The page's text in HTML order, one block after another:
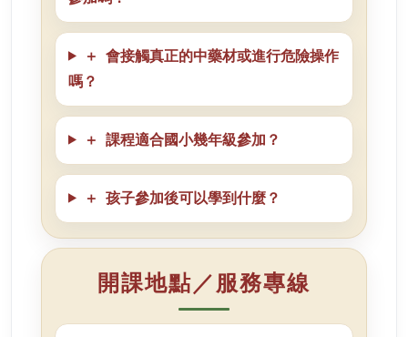
＋
會接觸真正的中藥材或進行危險操作
嗎？
＋ 課程適合國小幾年級參加？
＋ 孩子參加後可以學到什麼？
開課地點／服務專線